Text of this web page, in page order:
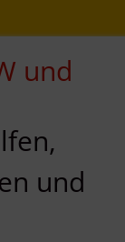
und
und